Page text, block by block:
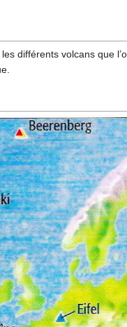
différents volcans que